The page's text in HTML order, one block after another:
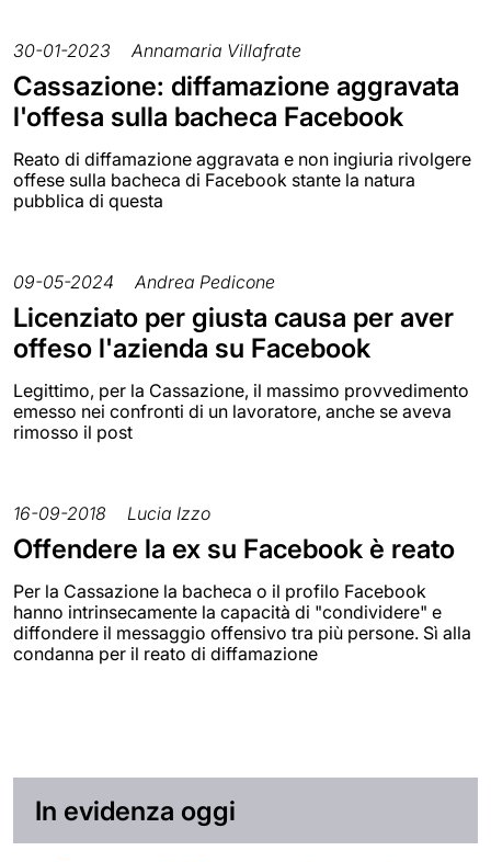
30-01-2023 Annamaria Villafrate
Cassazione: diffamazione aggravata
l'offesa sulla bacheca Facebook
Reato di diffamazione aggravata e non ingiuria rivolgere
offese sulla bacheca di Facebook stante la natura
pubblica di questa
09-05-2024 Andrea Pedicone
Licenziato per giusta causa per aver
offeso l'azienda su Facebook
Legittimo, per la Cassazione, il massimo provvedimento
emesso nei confronti di un lavoratore, anche se aveva
rimosso il post
16-09-2018 Lucia Izzo
Offendere la ex su Facebook è reato
Per la Cassazione la bacheca o il profilo Facebook
hanno intrinsecamente la capacità di "condividere" e
diffondere il messaggio offensivo tra più persone. Sì alla
condanna per il reato di diffamazione
In evidenza oggi